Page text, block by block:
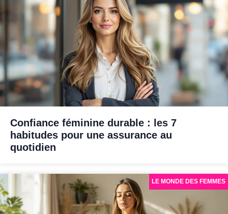
Confiance féminine durable : les 7
habitudes pour une assurance au
quotidien
LE MONDE DES FEMMES